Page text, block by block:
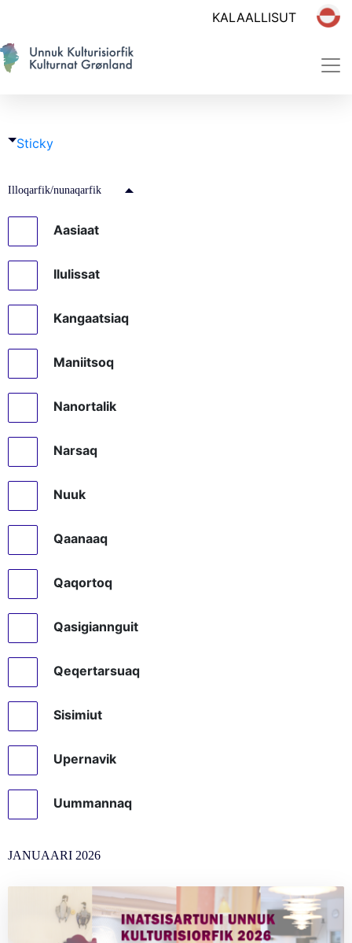
Sticky
Illoqarfik/nunaqarfik
Aasiaat
Ilulissat
Kangaatsiaq
Maniitsoq
Nanortalik
Narsaq
Nuuk
Qaanaaq
Qaqortoq
Qasigiannguit
Qeqertarsuaq
Sisimiut
Upernavik
Uummannaq
JANUAARI 2026